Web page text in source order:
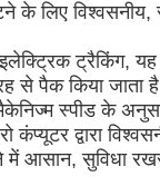
लिए विश्वसनीय,
इलेक्ट्रिक ट्रैकिंग,
से पैक किया जाता
स्पीड के
द्वारा
आसान, सुविधा